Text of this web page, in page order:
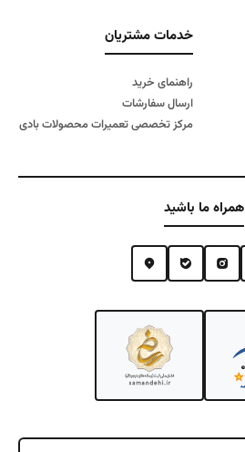
خدمات مشتریان
راهنمای خرید
ارسال سفارشات
مرکز تخصصی تعمیرات محصولات بادی
همراه ما باشید